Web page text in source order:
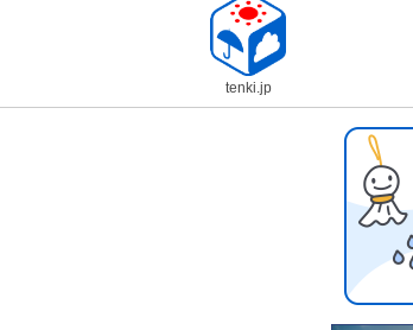
tenki.jp